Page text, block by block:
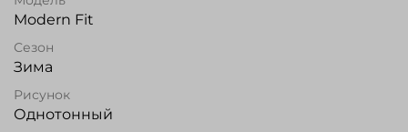
Modern Fit
Сезон
Зима
Рисунок
Однотонный